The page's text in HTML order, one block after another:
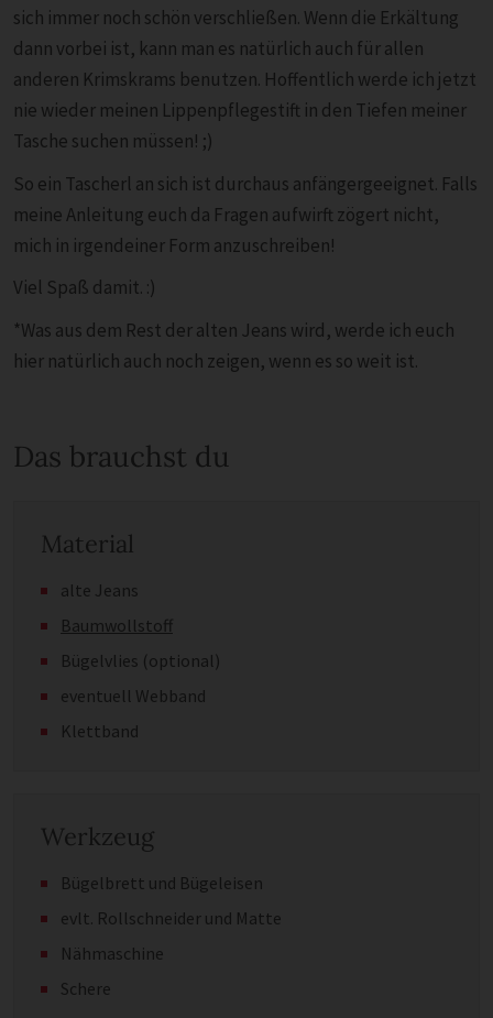
sich immer noch schön verschließen. Wenn die Erkältung
dann vorbei ist, kann man es natürlich auch für allen
anderen Krimskrams benutzen. Hoffentlich werde ich jetzt
nie wieder meinen Lippenpflegestift in den Tiefen meiner
Tasche suchen müssen! ;)
So ein Tascherl an sich ist durchaus anfängergeeignet. Falls
meine Anleitung euch da Fragen aufwirft zögert nicht,
mich in irgendeiner Form anzuschreiben!
Viel Spaß damit. :)
*Was aus dem Rest der alten Jeans wird, werde ich euch
hier natürlich auch noch zeigen, wenn es so weit ist.
Das brauchst du
Material
alte Jeans
Baumwollstoff
Bügelvlies (optional)
eventuell Webband
Klettband
Werkzeug
Bügelbrett und Bügeleisen
evlt. Rollschneider und Matte
Nähmaschine
Schere